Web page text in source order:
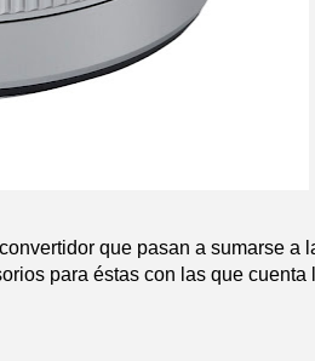
que pasan a sumarse a
para éstas con las que cuenta